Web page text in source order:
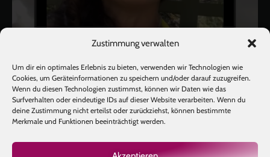
Zustimmung verwalten
Um dir ein optimales Erlebnis zu bieten, verwenden wir Technologien wie
Cookies, um Geräteinformationen zu speichern und/oder darauf zuzugreifen.
Wenn du diesen Technologien zustimmst, können wir Daten wie das
Surfverhalten oder eindeutige IDs auf dieser Website verarbeiten. Wenn du
deine Zustimmung nicht erteilst oder zurückziehst, können bestimmte
Merkmale und Funktionen beeinträchtigt werden.
Mehr laden Auf Instagram folgen